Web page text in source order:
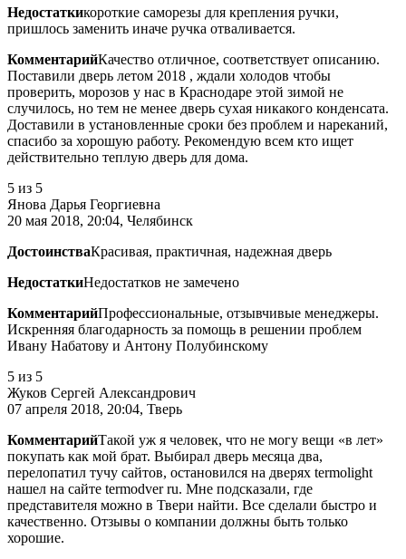
Недостаткикороткие саморезы для крепления ручки,
пришлось заменить иначе ручка отваливается.
КомментарийКачество отличное, соответствует описанию.
Поставили дверь летом 2018 , ждали холодов чтобы
проверить, морозов у нас в Краснодаре этой зимой не
случилось, но тем не менее дверь сухая никакого конденсата.
Доставили в установленные сроки без проблем и нареканий,
спасибо за хорошую работу. Рекомендую всем кто ищет
действительно теплую дверь для дома.
5 из 5
Янова Дарья Георгиевна
20 мая 2018, 20:04, Челябинск
ДостоинстваКрасивая, практичная, надежная дверь
НедостаткиНедостатков не замечено
КомментарийПрофессиональные, отзывчивые менеджеры.
Искренняя благодарность за помощь в решении проблем
Ивану Набатову и Антону Полубинскому
5 из 5
Жуков Сергей Александрович
07 апреля 2018, 20:04, Тверь
КомментарийТакой уж я человек, что не могу вещи «в лет»
покупать как мой брат. Выбирал дверь месяца два,
перелопатил тучу сайтов, остановился на дверях termolight
нашел на сайте termodver ru. Мне подсказали, где
представителя можно в Твери найти. Все сделали быстро и
качественно. Отзывы о компании должны быть только
хорошие.